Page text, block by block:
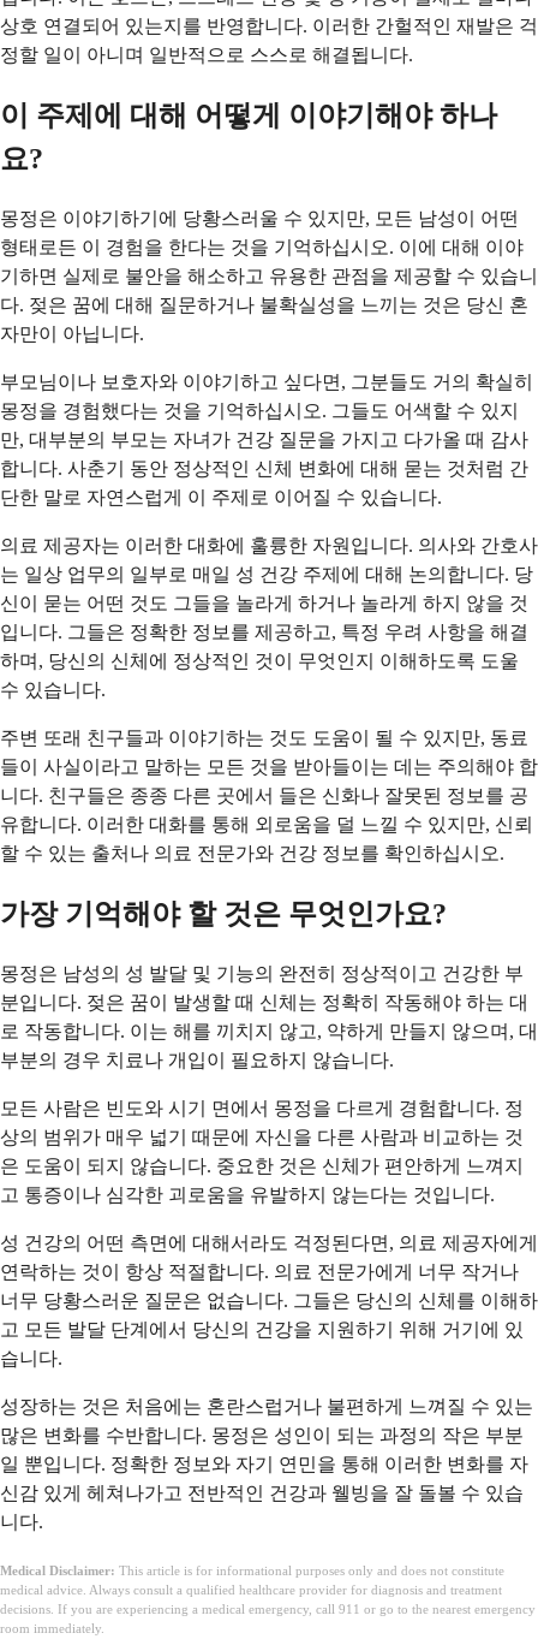
상호 연결되어 있는지를 반영합니다. 이러한 간헐적인 재발은 걱
정할 일이 아니며 일반적으로 스스로 해결됩니다.
이 주제에 대해 어떻게 이야기해야 하나
요?
몽정은 이야기하기에 당황스러울 수 있지만, 모든 남성이 어떤
형태로든 이 경험을 한다는 것을 기억하십시오. 이에 대해 이야
기하면 실제로 불안을 해소하고 유용한 관점을 제공할 수 있습니
다. 젖은 꿈에 대해 질문하거나 불확실성을 느끼는 것은 당신 혼
자만이 아닙니다.
부모님이나 보호자와 이야기하고 싶다면, 그분들도 거의 확실히
몽정을 경험했다는 것을 기억하십시오. 그들도 어색할 수 있지
만, 대부분의 부모는 자녀가 건강 질문을 가지고 다가올 때 감사
합니다. 사춘기 동안 정상적인 신체 변화에 대해 묻는 것처럼 간
단한 말로 자연스럽게 이 주제로 이어질 수 있습니다.
의료 제공자는 이러한 대화에 훌륭한 자원입니다. 의사와 간호사
는 일상 업무의 일부로 매일 성 건강 주제에 대해 논의합니다. 당
신이 묻는 어떤 것도 그들을 놀라게 하거나 놀라게 하지 않을 것
입니다. 그들은 정확한 정보를 제공하고, 특정 우려 사항을 해결
하며, 당신의 신체에 정상적인 것이 무엇인지 이해하도록 도울
수 있습니다.
주변 또래 친구들과 이야기하는 것도 도움이 될 수 있지만, 동료
들이 사실이라고 말하는 모든 것을 받아들이는 데는 주의해야 합
니다. 친구들은 종종 다른 곳에서 들은 신화나 잘못된 정보를 공
유합니다. 이러한 대화를 통해 외로움을 덜 느낄 수 있지만, 신뢰
할 수 있는 출처나 의료 전문가와 건강 정보를 확인하십시오.
가장 기억해야 할 것은 무엇인가요?
몽정은 남성의 성 발달 및 기능의 완전히 정상적이고 건강한 부
분입니다. 젖은 꿈이 발생할 때 신체는 정확히 작동해야 하는 대
로 작동합니다. 이는 해를 끼치지 않고, 약하게 만들지 않으며, 대
부분의 경우 치료나 개입이 필요하지 않습니다.
모든 사람은 빈도와 시기 면에서 몽정을 다르게 경험합니다. 정
상의 범위가 매우 넓기 때문에 자신을 다른 사람과 비교하는 것
은 도움이 되지 않습니다. 중요한 것은 신체가 편안하게 느껴지
고 통증이나 심각한 괴로움을 유발하지 않는다는 것입니다.
성 건강의 어떤 측면에 대해서라도 걱정된다면, 의료 제공자에게
연락하는 것이 항상 적절합니다. 의료 전문가에게 너무 작거나
너무 당황스러운 질문은 없습니다. 그들은 당신의 신체를 이해하
고 모든 발달 단계에서 당신의 건강을 지원하기 위해 거기에 있
습니다.
성장하는 것은 처음에는 혼란스럽거나 불편하게 느껴질 수 있는
많은 변화를 수반합니다. 몽정은 성인이 되는 과정의 작은 부분
일 뿐입니다. 정확한 정보와 자기 연민을 통해 이러한 변화를 자
신감 있게 헤쳐나가고 전반적인 건강과 웰빙을 잘 돌볼 수 있습
니다.
Medical Disclaimer: This article is for informational purposes only and does not constitute
medical advice. Always consult a qualified healthcare provider for diagnosis and treatment
decisions. If you are experiencing a medical emergency, call 911 or go to the nearest emergency
room immediately.